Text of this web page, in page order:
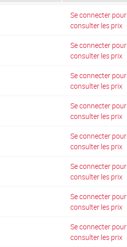
Se connecter pour
consulter les prix
Se connecter pour
consulter les prix
Se connecter pour
consulter les prix
Se connecter pour
consulter les prix
Se connecter pour
consulter les prix
Se connecter pour
consulter les prix
Se connecter pour
consulter les prix
Se connecter pour
consulter les prix